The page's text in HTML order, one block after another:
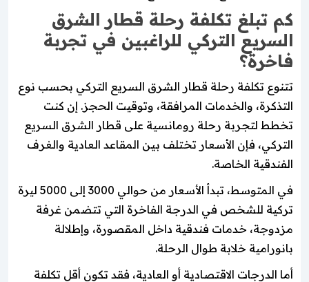
كم تبلغ تكلفة رحلة قطار الشرق
السريع التركي للراغبين في تجربة
فاخرة؟
تتنوع تكلفة رحلة قطار الشرق السريع التركي بحسب نوع
التذكرة، والخدمات المرافقة، وتوقيت الحجز. إن كنت
تخطط لتجربة رحلة رومانسية على قطار الشرق السريع
التركي، فإن الأسعار تختلف بين المقاعد العادية والغرف
الفندقية الخاصة.
في المتوسط، تبدأ الأسعار من حوالي 3000 إلى 5000 ليرة
تركية للشخص في الدرجة الفاخرة التي تتضمن غرفة
مزدوجة، خدمات فندقية داخل المقصورة، وإطلالة
بانورامية خلابة طوال الرحلة.
أما الدرجات الاقتصادية أو العادية، فقد تكون أقل تكلفة